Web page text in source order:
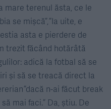
mare terenul ăsta, ce le
se mișcă”, ”Ia uite, e
asta e pierdere de
trezit făcând hotărâtă
adică la fotbal să se
și să se treacă direct la
”dacă n-ai făcut break
mai faci.” Da, știu. De